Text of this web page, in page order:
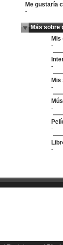
Me gustaría
-
Más sobre
Mis
-
-
-
-
-
-